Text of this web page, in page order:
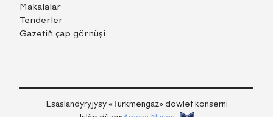
Makalalar
Tenderler
Gazetiň çap görnüşi
Esaslandyryjysy «Тürkmengaz» döwlet konserni